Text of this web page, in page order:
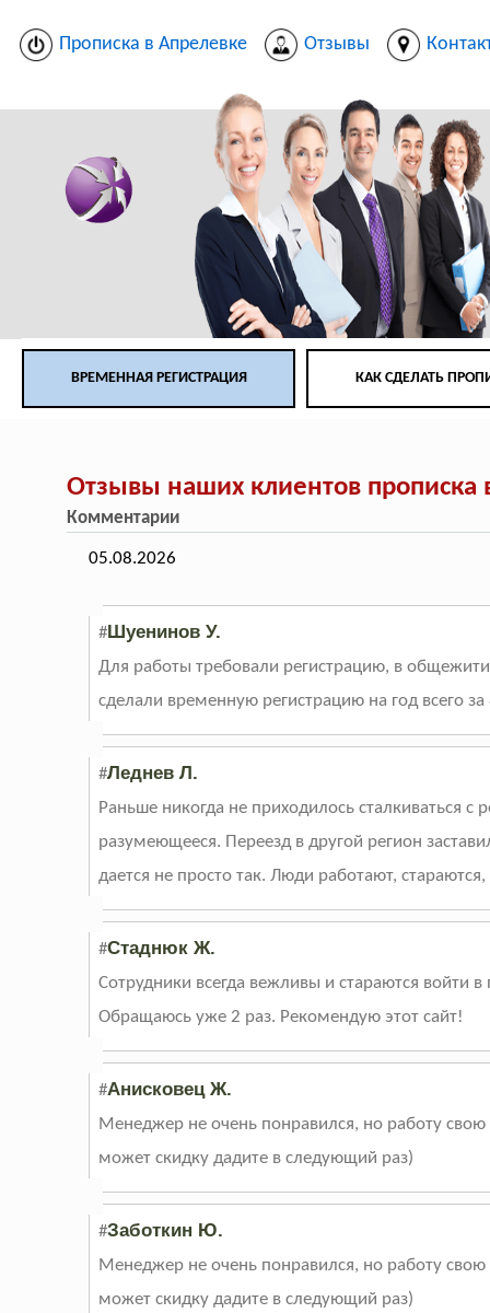
Прописка в Апрелевке Отзывы
ВРЕМЕННАЯ РЕГИСТРАЦИЯ КАК СДЕЛАТЬ
Отзывы наших клиентов прописка
Комментарии
05.08.2026
#Шуенинов У.
Для работы требовали регистрацию, в
сделали временную регистрацию на год всего
#Леднев Л.
Раньше никогда не приходилось сталкиваться
разумеющееся. Переезд в другой регион
дается не просто так. Люди работают, стараются,
#Стаднюк Ж.
Сотрудники всегда вежливы и стараются
Обращаюсь уже 2 раз. Рекомендую этот сайт!
#Анисковец Ж.
Менеджер не очень понравился, но работу
может скидку дадите в следующий раз)
#Заботкин Ю.
Менеджер не очень понравился, но работу
может скидку дадите в следующий раз)